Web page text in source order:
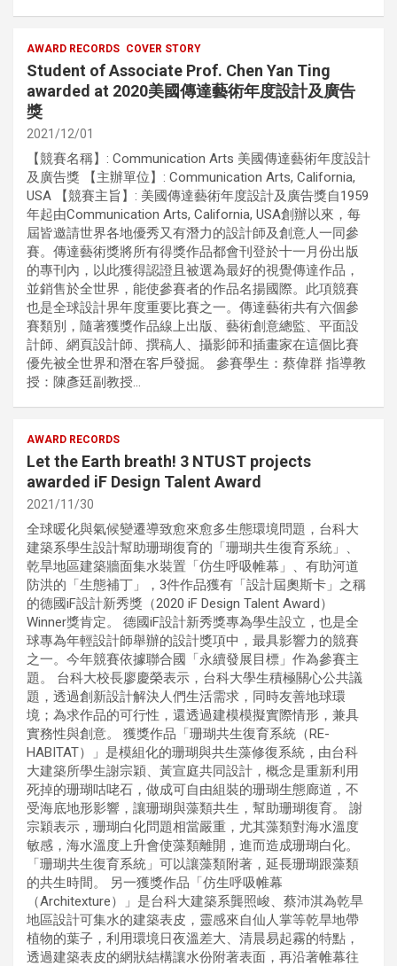
AWARD RECORDS COVER STORY
Student of Associate Prof. Chen Yan Ting
awarded at 2020美國傳達藝術年度設計及廣告
獎
2021/12/01
【競賽名稱】: Communication Arts 美國傳達藝術年度設計
及廣告獎 【主辦單位】: Communication Arts, California,
USA 【競賽主旨】: 美國傳達藝術年度設計及廣告獎自1959
年起由Communication Arts, California, USA創辦以來，每
屆皆邀請世界各地優秀又有潛力的設計師及創意人一同參
賽。傳達藝術獎將所有得獎作品都會刊登於十一月份出版
的專刊內，以此獲得認證且被選為最好的視覺傳達作品，
並銷售於全世界，能使參賽者的作品名揚國際。此項競賽
也是全球設計界年度重要比賽之一。傳達藝術共有六個參
賽類別，隨著獲獎作品線上出版、藝術創意總監、平面設
計師、網頁設計師、撰稿人、攝影師和插畫家在這個比賽
優先被全世界和潛在客戶發掘。 參賽學生：蔡偉群 指導教
授：陳彥廷副教授…
AWARD RECORDS
Let the Earth breath! 3 NTUST projects
awarded iF Design Talent Award
2021/11/30
全球暖化與氣候變遷導致愈來愈多生態環境問題，台科大
建築系學生設計幫助珊瑚復育的「珊瑚共生復育系統」、
乾旱地區建築牆面集水裝置「仿生呼吸帷幕」、有助河道
防洪的「生態補丁」，3件作品獲有「設計屆奧斯卡」之稱
的德國iF設計新秀獎（2020 iF Design Talent Award）
Winner獎肯定。 德國iF設計新秀獎專為學生設立，也是全
球專為年輕設計師舉辦的設計獎項中，最具影響力的競賽
之一。今年競賽依據聯合國「永續發展目標」作為參賽主
題。 台科大校長廖慶榮表示，台科大學生積極關心公共議
題，透過創新設計解決人們生活需求，同時友善地球環
境；為求作品的可行性，還透過建模模擬實際情形，兼具
實務性與創意。 獲獎作品「珊瑚共生復育系統（RE-
HABITAT）」是模組化的珊瑚與共生藻修復系統，由台科
大建築所學生謝宗穎、黃宣庭共同設計，概念是重新利用
死掉的珊瑚咕咾石，做成可自由組裝的珊瑚生態廊道，不
受海底地形影響，讓珊瑚與藻類共生，幫助珊瑚復育。 謝
宗穎表示，珊瑚白化問題相當嚴重，尤其藻類對海水溫度
敏感，海水溫度上升會使藻類離開，進而造成珊瑚白化。
「珊瑚共生復育系統」可以讓藻類附著，延長珊瑚跟藻類
的共生時間。 另一獲獎作品「仿生呼吸帷幕
（Architexture）」是台科大建築系龔照峻、蔡沛淇為乾旱
地區設計可集水的建築表皮，靈感來自仙人掌等乾旱地帶
植物的葉子，利用環境日夜溫差大、清晨易起霧的特點，
透過建築表皮的網狀結構讓水份附著表面，再沿著帷幕往